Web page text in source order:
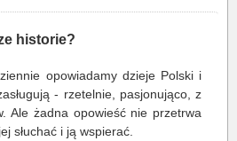
historie?
opowiadamy dzieje Polski i
- rzetelnie, pasjonująco, z
Ale żadna opowieść nie przetrwa
słuchać i ją wspierać.